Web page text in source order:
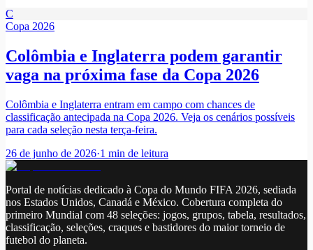
C
Copa 2026
Colômbia e Inglaterra podem garantir
vaga na próxima fase da Copa 2026
Colômbia e Inglaterra entram em campo com chances de
classificação antecipada na Copa 2026. Veja os cenários possíveis
para cada seleção nesta terça-feira.
26 de junho de 2026·1 min de leitura
Portal de notícias dedicado à Copa do Mundo FIFA 2026, sediada
nos Estados Unidos, Canadá e México. Cobertura completa do
primeiro Mundial com 48 seleções: jogos, grupos, tabela, resultados,
classificação, seleções, craques e bastidores do maior torneio de
futebol do planeta.